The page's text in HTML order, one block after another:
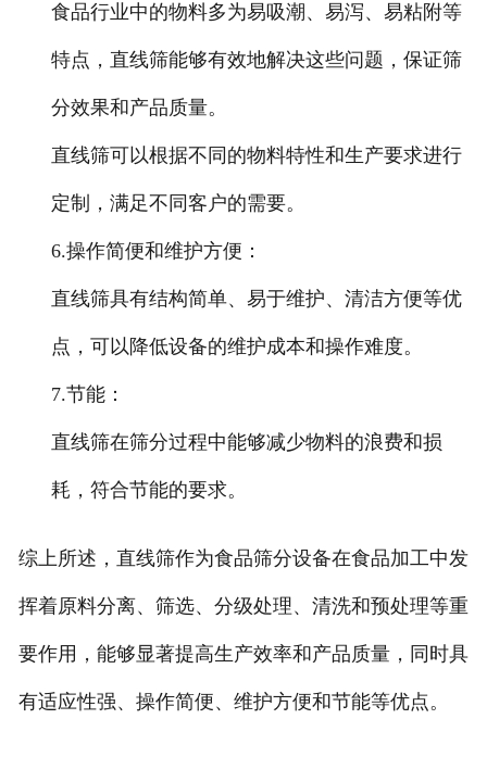
食品行业中的物料多为易吸潮、易泻、易粘附等
特点，直线筛能够有效地解决这些问题，保证筛
分效果和产品质量。
直线筛可以根据不同的物料特性和生产要求进行
定制，满足不同客户的需要。
6.操作简便和维护方便 ：
直线筛具有结构简单、易于维护、清洁方便等优
点，可以降低设备的维护成本和操作难度。
7.节能：
直线筛在筛分过程中能够减少物料的浪费和损
耗，符合节能的要求。
综上所述，直线筛作为食品筛分设备在食品加工中发
挥着原料分离、筛选、分级处理、清洗和预处理等重
要作用，能够显著提高生产效率和产品质量，同时具
有适应性强、操作简便、维护方便和节能等优点。